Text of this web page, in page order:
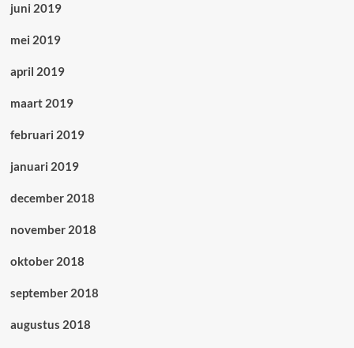
juni 2019
mei 2019
april 2019
maart 2019
februari 2019
januari 2019
december 2018
november 2018
oktober 2018
september 2018
augustus 2018